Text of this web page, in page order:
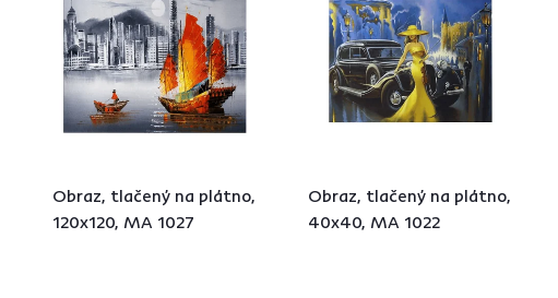
Obraz, tlačený na plátno,
120x120, MA 1027
Obraz, tlačený na plátno,
40x40, MA 1022